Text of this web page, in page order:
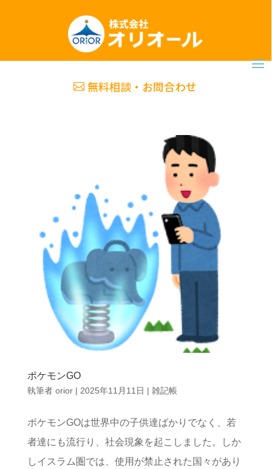
無料相談・お問合わせ
ポケモンGO
執筆者 orior| 2025年11月11日 | 雑記帳
ポケモンGOは世界中の子供達ばかりでなく、若
者達にも流行り、社会現象を起こしました。しか
しイスラム圏では、使用が禁止された国々があり